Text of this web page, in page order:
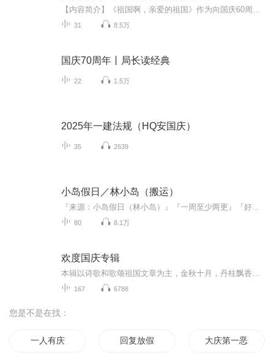
31 8.5万
国庆70周年丨局长读经典
22 1.5万
2025年一建法规（HQ安国庆）
35 2639
小岛假日／林小岛（搬运）
80 8.1万
欢度国庆专辑
167 6788
您是不是在找：
一人有庆 回复放假 大庆第一恶